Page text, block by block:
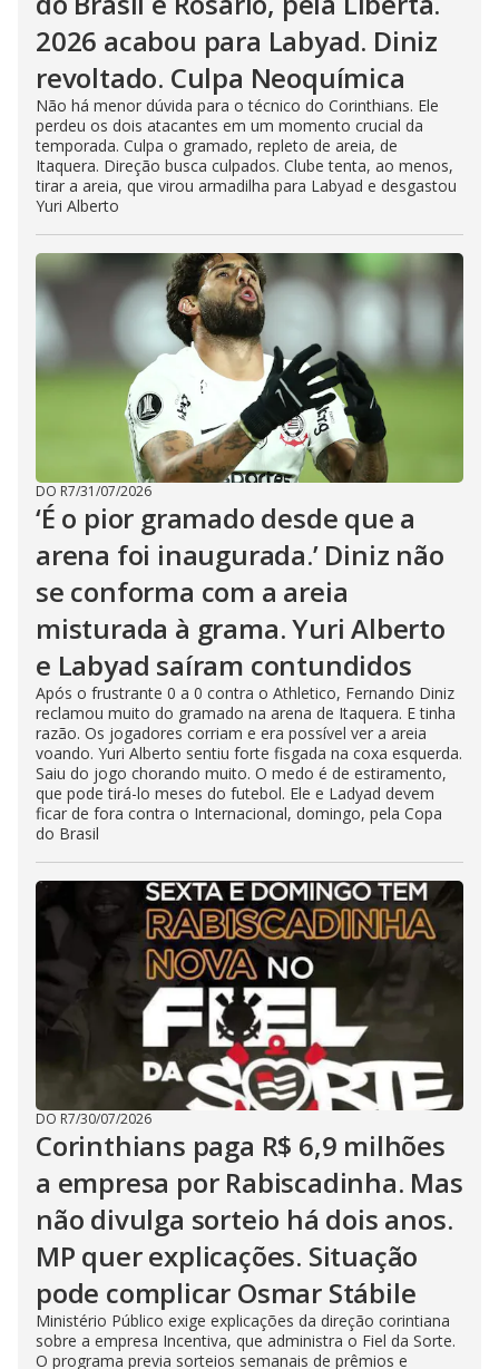
2026 acabou para Labyad. Diniz
revoltado. Culpa Neoquímica
Não há menor dúvida para o técnico do Corinthians. Ele
perdeu os dois atacantes em um momento crucial da
temporada. Culpa o gramado, repleto de areia, de
Itaquera. Direção busca culpados. Clube tenta, ao menos,
tirar a areia, que virou armadilha para Labyad e desgastou
Yuri Alberto
DO R7/31/07/2026
‘É o pior gramado desde que a
arena foi inaugurada.’ Diniz não
se conforma com a areia
misturada à grama. Yuri Alberto
e Labyad saíram contundidos
Após o frustrante 0 a 0 contra o Athletico, Fernando Diniz
reclamou muito do gramado na arena de Itaquera. E tinha
razão. Os jogadores corriam e era possível ver a areia
voando. Yuri Alberto sentiu forte fisgada na coxa esquerda.
Saiu do jogo chorando muito. O medo é de estiramento,
que pode tirá-lo meses do futebol. Ele e Ladyad devem
ficar de fora contra o Internacional, domingo, pela Copa
do Brasil
DO R7/30/07/2026
Corinthians paga R$ 6,9 milhões
a empresa por Rabiscadinha. Mas
não divulga sorteio há dois anos.
MP quer explicações. Situação
pode complicar Osmar Stábile
Ministério Público exige explicações da direção corintiana
sobre a empresa Incentiva, que administra o Fiel da Sorte.
O programa previa sorteios semanais de prêmios e